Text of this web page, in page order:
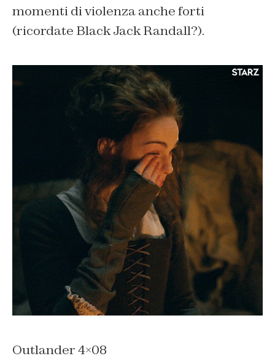
momenti di violenza anche forti
(ricordate Black Jack Randall?).
Outlander 4×08